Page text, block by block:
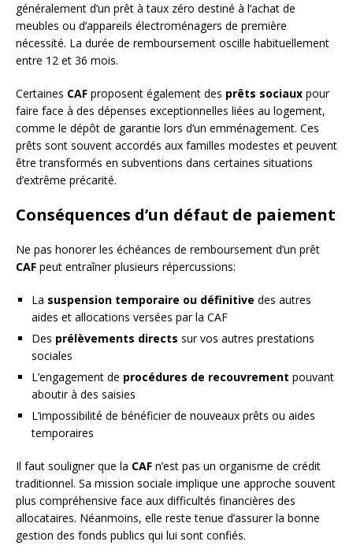
généralement d’un prêt à taux zéro destiné à l’achat de
meubles ou d’appareils électroménagers de première
nécessité. La durée de remboursement oscille habituellement
entre 12 et 36 mois.
Certaines CAF proposent également des prêts sociaux pour
faire face à des dépenses exceptionnelles liées au logement,
comme le dépôt de garantie lors d’un emménagement. Ces
prêts sont souvent accordés aux familles modestes et peuvent
être transformés en subventions dans certaines situations
d’extrême précarité.
Conséquences d’un défaut de paiement
Ne pas honorer les échéances de remboursement d’un prêt
CAF peut entraîner plusieurs répercussions:
La suspension temporaire ou définitive des autres
aides et allocations versées par la CAF
Des prélèvements directs sur vos autres prestations
sociales
L’engagement de procédures de recouvrement pouvant
aboutir à des saisies
L’impossibilité de bénéficier de nouveaux prêts ou aides
temporaires
Il faut souligner que la CAF n’est pas un organisme de crédit
traditionnel. Sa mission sociale implique une approche souvent
plus compréhensive face aux difficultés financières des
allocataires. Néanmoins, elle reste tenue d’assurer la bonne
gestion des fonds publics qui lui sont confiés.